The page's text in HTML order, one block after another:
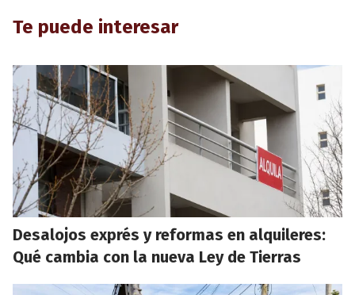
Te puede interesar
Desalojos exprés y reformas en alquileres:
Qué cambia con la nueva Ley de Tierras